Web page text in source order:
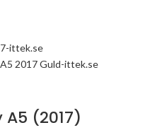
A5 (2017)